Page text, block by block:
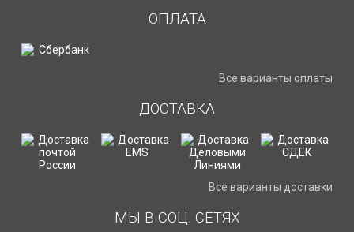
ОПЛАТА
Все варианты оплаты
ДОСТАВКА
Все варианты доставки
МЫ В СОЦ. СЕТЯХ